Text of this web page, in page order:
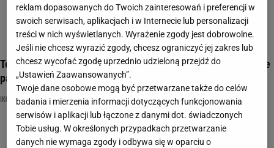
To były prawdziwe ikony lat 90.! Quiz sprawdzi, czy jeszcze je
pamiętasz
IKONY LATA 90 NAJNOWSZE QUIZY DZISIAJ DODANE
reklam dopasowanych do Twoich zainteresowań i preferencji w
swoich serwisach, aplikacjach i w Internecie lub personalizacji
treści w nich wyświetlanych. Wyrażenie zgody jest dobrowolne.
Jeśli nie chcesz wyrazić zgody, chcesz ograniczyć jej zakres lub
chcesz wycofać zgodę uprzednio udzieloną przejdź do
„Ustawień Zaawansowanych”.
Twoje dane osobowe mogą być przetwarzane także do celów
badania i mierzenia informacji dotyczących funkcjonowania
serwisów i aplikacji lub łączone z danymi dot. świadczonych
Tobie usług. W określonych przypadkach przetwarzanie
danych nie wymaga zgody i odbywa się w oparciu o